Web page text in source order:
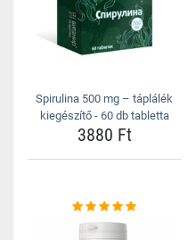
Spirulina 500 mg – táplálék
kiegészítő - 60 db tabletta
3880 Ft